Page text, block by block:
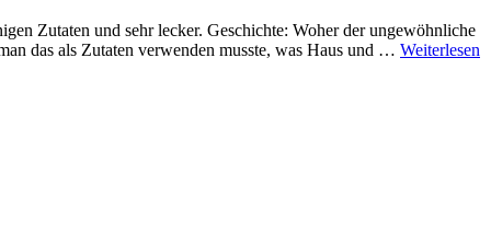
Zutaten und sehr lecker. Geschichte: Woher der ungewöhnliche
das als Zutaten verwenden musste, was Haus und … Weiterlesen